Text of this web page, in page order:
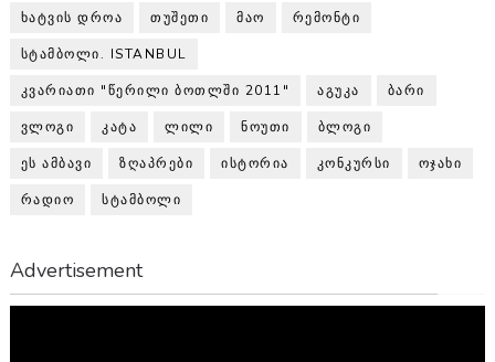
ᲮᲐᲢᲕᲘᲡ ᲓᲠᲝᲐ ᲗᲣᲨᲔᲗᲘ ᲛᲐᲝ ᲠᲔᲛᲝᲜᲢᲘ
ᲡᲢᲐᲛᲑᲝᲚᲘ. ISTANBUL
ᲙᲕᲐᲠᲘᲐᲗᲘ "ᲬᲔᲠᲘᲚᲘ ᲑᲝᲗᲚᲨᲘ 2011" ᲐᲒᲣᲙᲐ ᲑᲐᲠᲘ
ᲕᲚᲝᲒᲘ ᲙᲐᲢᲐ ᲚᲘᲚᲘ ᲜᲝᲣᲗᲘ ᲑᲚᲝᲒᲘ
ᲔᲡ ᲐᲛᲑᲐᲕᲘ ᲖᲦᲐᲞᲠᲔᲑᲘ ᲘᲡᲢᲝᲠᲘᲐ ᲙᲝᲜᲙᲣᲠᲡᲘ ᲝᲯᲐᲮᲘ
ᲠᲐᲓᲘᲝ ᲡᲢᲐᲛᲑᲝᲚᲘ
Advertisement